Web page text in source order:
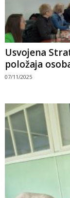
Usvojena
položaja
07/11/2025